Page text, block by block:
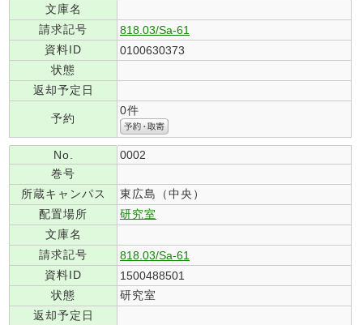
文庫名
請求記号
818.03/Sa-61
資料ID
0100630373
状態
返却予定日
予約
0件
No.
0002
巻号
所蔵キャンパス
東広島（中央）
配置場所
研究室
文庫名
請求記号
818.03/Sa-61
資料ID
1500488501
状態
研究室
返却予定日